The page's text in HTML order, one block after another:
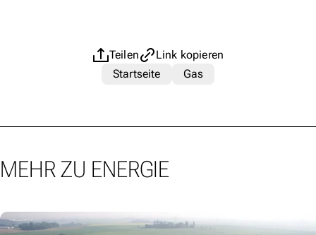
Teilen
Link kopieren
Startseite
Gas
MEHR ZU ENERGIE